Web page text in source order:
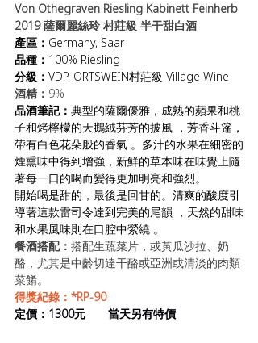
Von Othegraven Riesling Kabinett Feinherb
2019 薩爾麗絲玲 村莊級 半干甜白酒
產區： Germany, Saar
品種： 100% Riesling
分級： VDP. ORTSWEIN村莊級 Village Wine
酒精： 9%
品酒筆記： 典型的薩爾優雅，成熟的蘋果和桃
子和烤檸檬的天鵝絨芬芳的披風 ，芳香斗篷，
帶有白色花朵般的香氣 。多汁的水果在細密的
煙熏味中得到增強，新鮮的草本味在味覺上隨
著每一口的喝而變得更加明亮和強烈。
開始喝是甜的，最後是回甘的。清爽的酸度引
導著這款雷司令達到完美的尾韻 ，天然的甜味
和水果風味則在口腔中縈繞 。
餐酒搭配： 搭配生蔬菜片，或黃瓜沙拉、奶
酪，尤其是中齡切達干酪或亞洲或清淡的肉類
菜餚。
得獎紀錄：*RP-90
定價：1300元       當天另有特價